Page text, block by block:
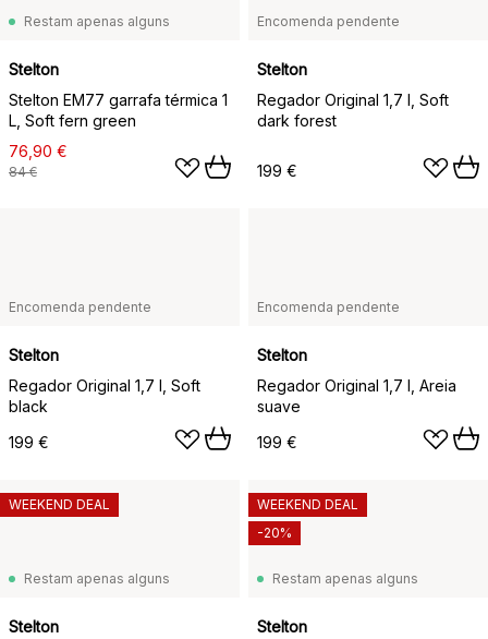
Restam apenas alguns
Stelton
Stelton EM77 garrafa térmica 1
L, Soft fern green
76,90 €
84 €
Encomenda pendente
Stelton
Regador Original 1,7 l, Soft
dark forest
199 €
Encomenda pendente
Stelton
Regador Original 1,7 l, Soft
black
199 €
Encomenda pendente
Stelton
Regador Original 1,7 l, Areia
suave
199 €
Restam apenas alguns
Stelton
WEEKEND DEAL
Restam apenas alguns
Stelton
WEEKEND DEAL
-20%